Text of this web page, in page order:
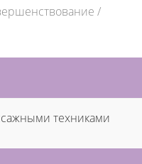
/
техниками